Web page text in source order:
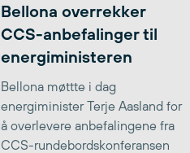
Bellona overrekker
CCS-anbefalinger til
energiministeren
Bellona møttte i dag
energiminister Terje Aasland for
å overlevere anbefalingene fra
CCS-rundebordskonferansen